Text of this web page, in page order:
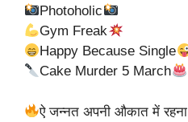
Photoholic
Gym Freak
Happy Because Single
Cake Murder 5 March
ऐ जन्नत अपनी औकात में रहना